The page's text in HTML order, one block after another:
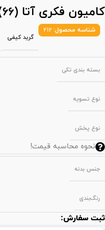
کامیون فکری آتا (66)
شناسه محصول: 212
گرید کیفی
بسته‌ بندی تکی
نوع تسویه
نوع پخش
نحوه محاسبه قیمت!
جنس بدنه
رنگ‌بندی
ثبت سفارش: